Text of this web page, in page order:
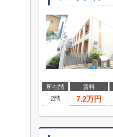
所在階 賃料
2階
7.2万円